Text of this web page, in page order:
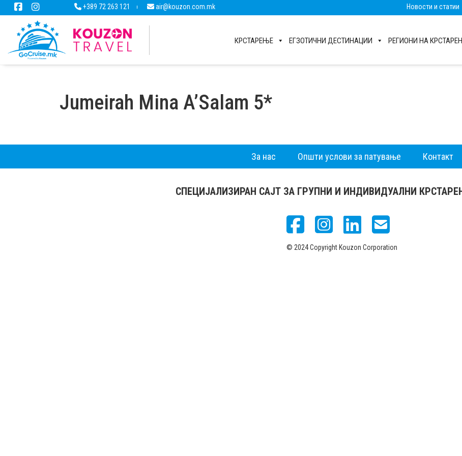
+389 72 263 121 air@kouzon.com.mk Новости и статии
КРСТАРЕЊЕ ЕГЗОТИЧНИ ДЕСТИНАЦИИ РЕГИОНИ НА
Jumeirah Mina A’Salam 5*
За нас Општи услови за патување Контакт
СПЕЦИЈАЛИЗИРАН САЈТ ЗА ГРУПНИ И ИНДИВИДУАЛНИ
© 2024 Copyright Kouzon Corporation